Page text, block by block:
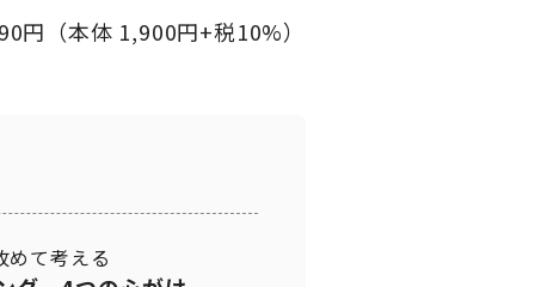
（本体 1,900円+税10%）
めて考える